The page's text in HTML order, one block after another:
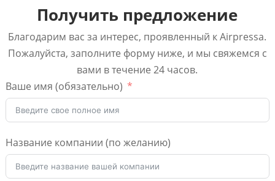
Получить предложение
Благодарим вас за интерес, проявленный к Airpressa.
Пожалуйста, заполните форму ниже, и мы свяжемся с
вами в течение 24 часов.
Ваше имя (обязательно)
Название компании (по желанию)